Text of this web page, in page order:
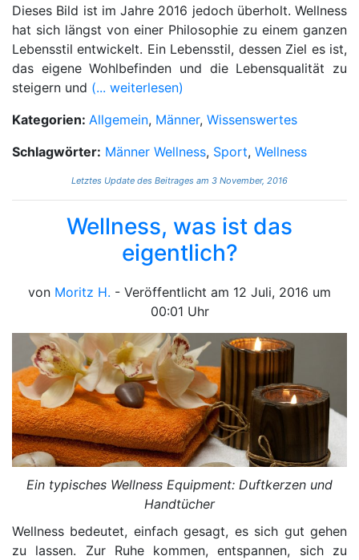
Dieses Bild ist im Jahre 2016 jedoch überholt. Wellness
hat sich längst von einer Philosophie zu einem ganzen
Lebensstil entwickelt. Ein Lebensstil, dessen Ziel es ist,
das eigene Wohlbefinden und die Lebensqualität zu
steigern und (... weiterlesen)
Kategorien: Allgemein, Männer, Wissenswertes
Schlagwörter: Männer Wellness, Sport, Wellness
Letztes Update des Beitrages am 3 November, 2016
Wellness, was ist das
eigentlich?
von Moritz H. - Veröffentlicht am 12 Juli, 2016 um
00:01 Uhr
Ein typisches Wellness Equipment: Duftkerzen und
Handtücher
Wellness bedeutet, einfach gesagt, es sich gut gehen
zu lassen. Zur Ruhe kommen, entspannen, sich zu